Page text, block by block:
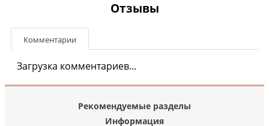
Отзывы
Комментарии
Загрузка комментариев...
Рекомендуемые разделы
Информация